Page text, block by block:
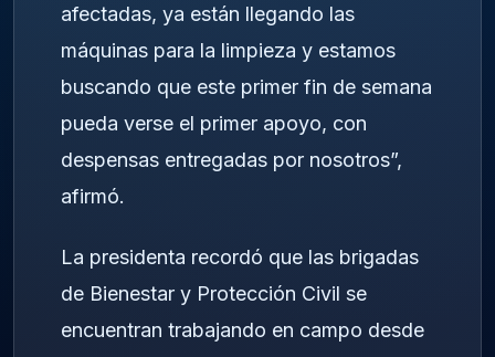
afectadas, ya están llegando las
máquinas para la limpieza y estamos
buscando que este primer fin de semana
pueda verse el primer apoyo, con
despensas entregadas por nosotros”,
afirmó.
La presidenta recordó que las brigadas
de Bienestar y Protección Civil se
encuentran trabajando en campo desde